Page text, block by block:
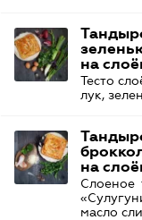
на
Тесто
лук,
на
Слоеное
масло